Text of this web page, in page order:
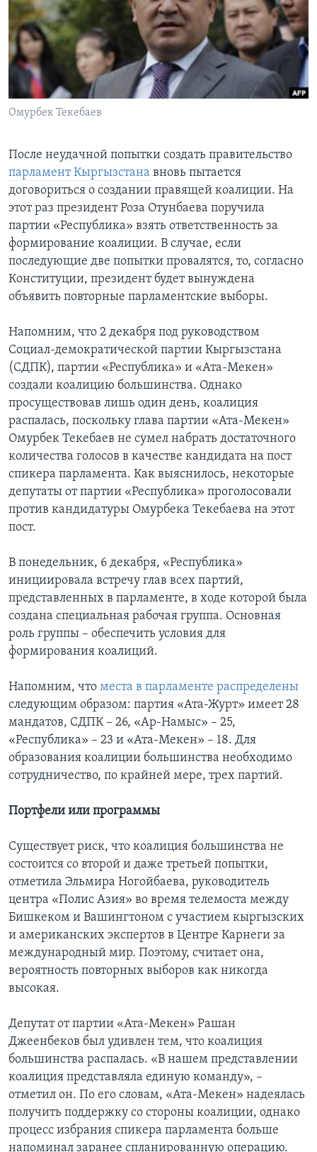
Learning English
СОЦИАЛЬНЫЕ СЕТИ
Омурбек Текебаев
После неудачной попытки создать правительство
парламент Кыргызстана вновь пытается
договориться о создании правящей коалиции. На
этот раз президент Роза Отунбаева поручила
партии «Республика» взять ответственность за
формирование коалиции. В случае, если
последующие две попытки провалятся, то, согласно
Конституции, президент будет вынуждена
объявить повторные парламентские выборы.
Напомним, что 2 декабря под руководством
Социал-демократической партии Кыргызстана
(СДПК), партии «Республика» и «Ата-Мекен»
создали коалицию большинства. Однако
просуществовав лишь один день, коалиция
распалась, поскольку глава партии «Ата-Мекен»
Омурбек Текебаев не сумел набрать достаточного
количества голосов в качестве кандидата на пост
спикера парламента. Как выяснилось, некоторые
депутаты от партии «Республика» проголосовали
против кандидатуры Омурбека Текебаева на этот
пост.
В понедельник, 6 декабря, «Республика»
инициировала встречу глав всех партий,
представленных в парламенте, в ходе которой была
создана специальная рабочая группа. Основная
роль группы – обеспечить условия для
формирования коалиций.
Напомним, что места в парламенте распределены
следующим образом: партия «Ата-Журт» имеет 28
мандатов, СДПК – 26, «Ар-Намыс» – 25,
«Республика» – 23 и «Ата-Мекен» – 18. Для
образования коалиции большинства необходимо
сотрудничество, по крайней мере, трех партий.
Портфели или программы
Существует риск, что коалиция большинства не
состоится со второй и даже третьей попытки,
отметила Эльмира Ногойбаева, руководитель
центра «Полис Азия» во время телемоста между
Бишкеком и Вашингтоном с участием кыргызских
и американских экспертов в Центре Карнеги за
международный мир. Поэтому, считает она,
вероятность повторных выборов как никогда
высокая.
Депутат от партии «Ата-Мекен» Рашан
Джеенбеков был удивлен тем, что коалиция
большинства распалась. «В нашем представлении
коалиция представляла единую команду», –
отметил он. По его словам, «Ата-Мекен» надеялась
получить поддержку со стороны коалиции, однако
процесс избрания спикера парламента больше
напоминал заранее спланированную операцию.